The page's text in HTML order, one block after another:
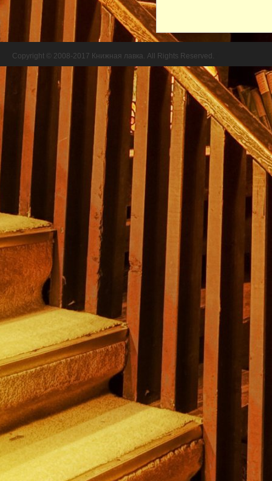
Copyright © 2008-2017 Книжная лавка. All Rights Reserved.